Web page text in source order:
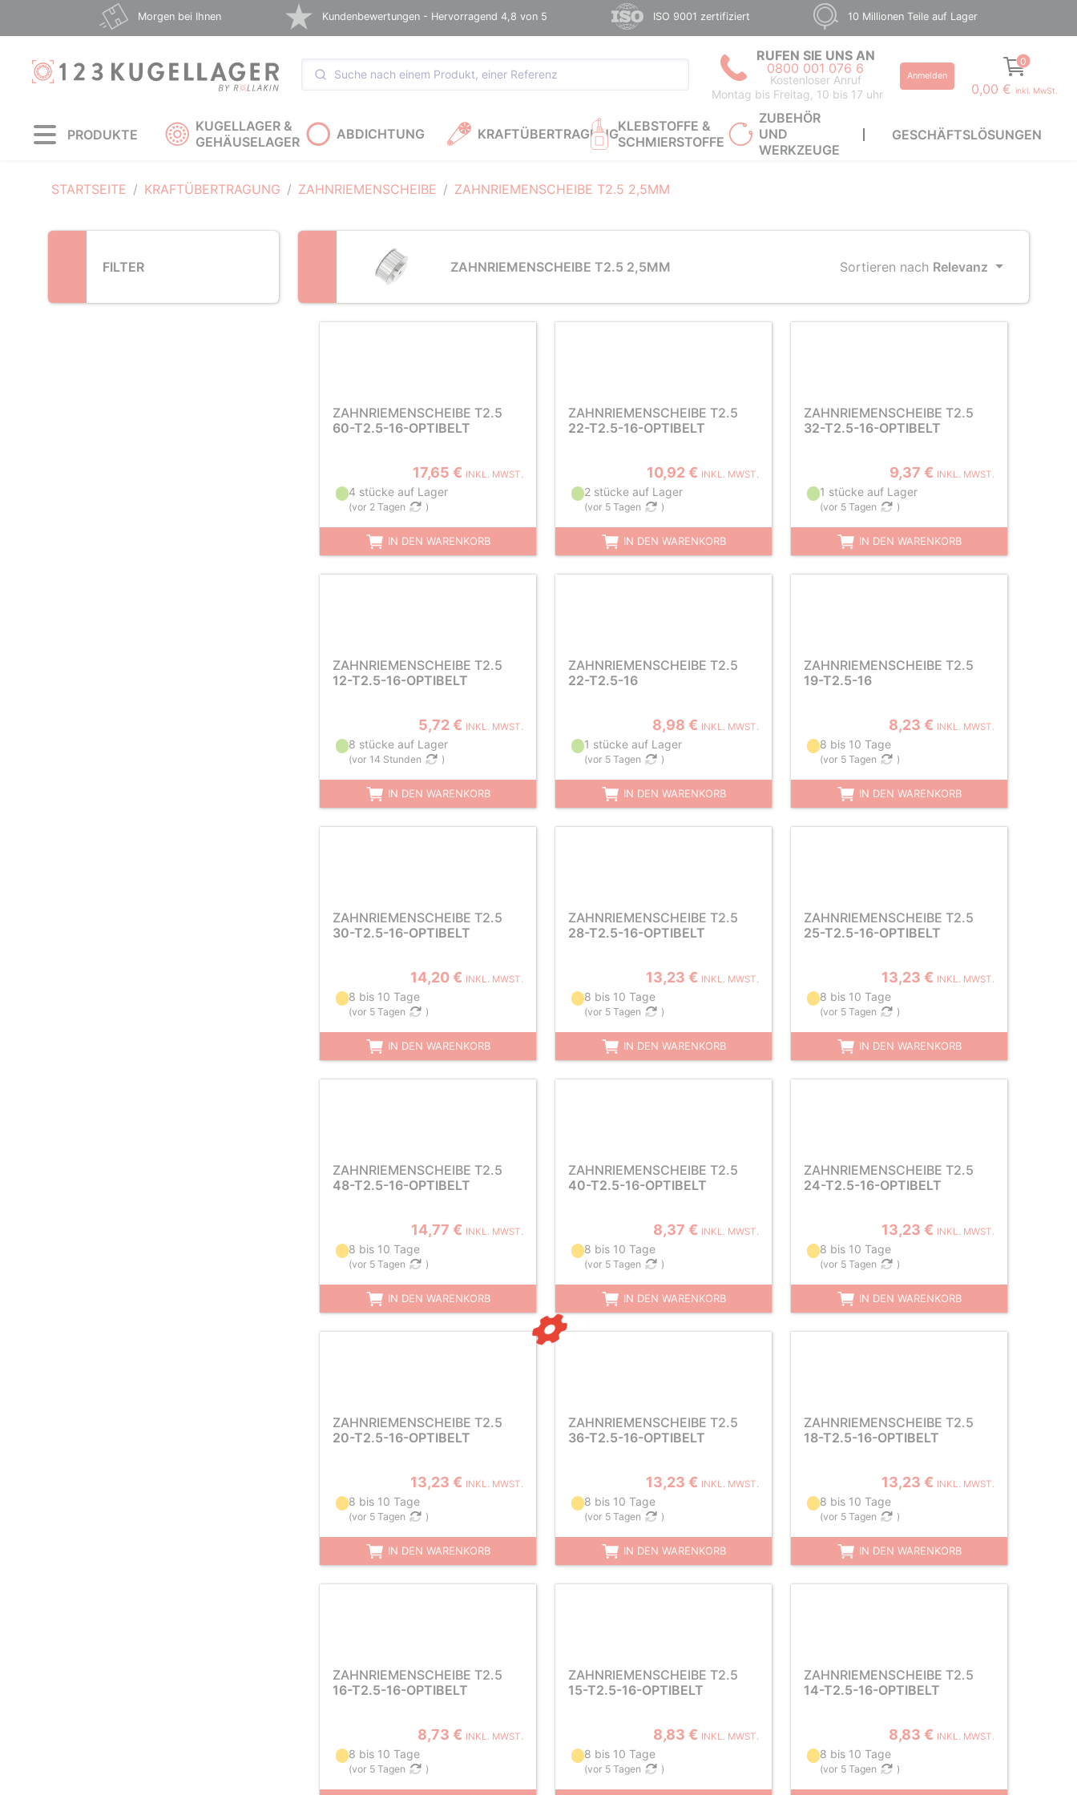
Morgen bei Ihnen Kundenbewertungen - Hervorragend 4,8 von 5 ISO 9001 zertifiziert 10 Millionen Teile auf Lager
RUFEN SIE UNS AN
0800 001 076 6
Kostenloser Anruf
Montag bis Freitag, 10 bis 17 uhr
Anmelden
0
0,00 € inkl. MwSt.
PRODUKTE
KUGELLAGER &
GEHÄUSELAGER
ABDICHTUNG KRAFTÜBERTRAGUNGKLEBSTOFFE &
SCHMIERSTOFFE
ZUBEHÖR
UND
WERKZEUGE
GESCHÄFTSLÖSUNGEN
STARTSEITE KRAFTÜBERTRAGUNG ZAHNRIEMENSCHEIBE ZAHNRIEMENSCHEIBE T2.5 2,5MM
FILTER ZAHNRIEMENSCHEIBE T2.5 2,5MM Sortieren nach Relevanz
ZAHNRIEMENSCHEIBE T2.5
60-T2.5-16-OPTIBELT
17,65 € INKL. MWST.
4 stücke auf Lager
(vor 2 Tagen )
IN DEN WARENKORB
ZAHNRIEMENSCHEIBE T2.5
22-T2.5-16-OPTIBELT
10,92 € INKL. MWST.
2 stücke auf Lager
(vor 5 Tagen )
IN DEN WARENKORB
ZAHNRIEMENSCHEIBE T2.5
32-T2.5-16-OPTIBELT
9,37 € INKL. MWST.
1 stücke auf Lager
(vor 5 Tagen )
IN DEN WARENKORB
ZAHNRIEMENSCHEIBE T2.5
12-T2.5-16-OPTIBELT
5,72 € INKL. MWST.
8 stücke auf Lager
(vor 14 Stunden )
IN DEN WARENKORB
ZAHNRIEMENSCHEIBE T2.5
22-T2.5-16
8,98 € INKL. MWST.
1 stücke auf Lager
(vor 5 Tagen )
IN DEN WARENKORB
ZAHNRIEMENSCHEIBE T2.5
19-T2.5-16
8,23 € INKL. MWST.
8 bis 10 Tage
(vor 5 Tagen )
IN DEN WARENKORB
ZAHNRIEMENSCHEIBE T2.5
30-T2.5-16-OPTIBELT
14,20 € INKL. MWST.
8 bis 10 Tage
(vor 5 Tagen )
IN DEN WARENKORB
ZAHNRIEMENSCHEIBE T2.5
28-T2.5-16-OPTIBELT
13,23 € INKL. MWST.
8 bis 10 Tage
(vor 5 Tagen )
IN DEN WARENKORB
ZAHNRIEMENSCHEIBE T2.5
25-T2.5-16-OPTIBELT
13,23 € INKL. MWST.
8 bis 10 Tage
(vor 5 Tagen )
IN DEN WARENKORB
ZAHNRIEMENSCHEIBE T2.5
48-T2.5-16-OPTIBELT
14,77 € INKL. MWST.
8 bis 10 Tage
(vor 5 Tagen )
IN DEN WARENKORB
ZAHNRIEMENSCHEIBE T2.5
40-T2.5-16-OPTIBELT
8,37 € INKL. MWST.
8 bis 10 Tage
(vor 5 Tagen )
IN DEN WARENKORB
ZAHNRIEMENSCHEIBE T2.5
24-T2.5-16-OPTIBELT
13,23 € INKL. MWST.
8 bis 10 Tage
(vor 5 Tagen )
IN DEN WARENKORB
ZAHNRIEMENSCHEIBE T2.5
20-T2.5-16-OPTIBELT
13,23 € INKL. MWST.
8 bis 10 Tage
(vor 5 Tagen )
IN DEN WARENKORB
ZAHNRIEMENSCHEIBE T2.5
36-T2.5-16-OPTIBELT
13,23 € INKL. MWST.
8 bis 10 Tage
(vor 5 Tagen )
IN DEN WARENKORB
ZAHNRIEMENSCHEIBE T2.5
18-T2.5-16-OPTIBELT
13,23 € INKL. MWST.
8 bis 10 Tage
(vor 5 Tagen )
IN DEN WARENKORB
ZAHNRIEMENSCHEIBE T2.5
16-T2.5-16-OPTIBELT
8,73 € INKL. MWST.
8 bis 10 Tage
(vor 5 Tagen )
ZAHNRIEMENSCHEIBE T2.5
15-T2.5-16-OPTIBELT
8,83 € INKL. MWST.
8 bis 10 Tage
(vor 5 Tagen )
ZAHNRIEMENSCHEIBE T2.5
14-T2.5-16-OPTIBELT
8,83 € INKL. MWST.
8 bis 10 Tage
(vor 5 Tagen )